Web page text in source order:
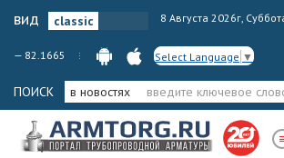
вид 8 Августа 2026г,
— 82.1665 Select Language ▼
ПОИСК в новостях